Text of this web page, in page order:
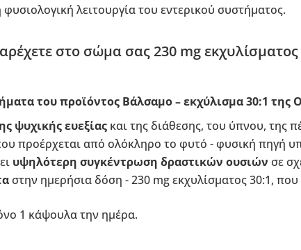
λειτουργία του εντερικού συστήματος.
στο σώμα σας 230 mg
του προϊόντος Βάλσαμο – εκχύλισμα 30:1 της
ψυχικής ευεξίαςκαι της διάθεσης, του ύπνου, της
προέρχεται από ολόκληρο το φυτό - φυσική πηγή
υψηλότερη συγκέντρωση δραστικών ουσιών σε
στην ημερήσια δόση - 230 mg εκχυλίσματος 30:1, που
1 κάψουλα την ημέρα.